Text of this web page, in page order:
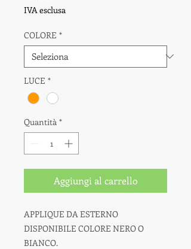
IVA esclusa
COLORE *
LUCE *
Quantità *
Aggiungi al carrello
APPLIQUE DA ESTERNO
DISPONIBILE COLORE NERO O
BIANCO.